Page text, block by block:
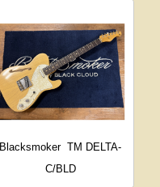
Blacksmoker TM DELTA-
C/BLD